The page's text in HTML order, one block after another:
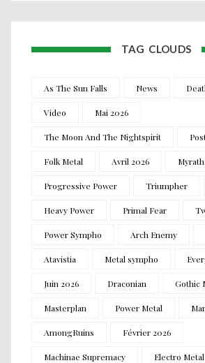
TAG CLOUDS
As The Sun Falls News
Video Mai 2026
The Moon And The Nightspirit
Folk Metal Avril 2026 Myrath
Progressive Power Triumpher
Heavy Power Primal Fear
Power Sympho Arch Enemy
Atavistia Metal sympho
Juin 2026 Draconian Gothic
Masterplan Power Metal
AmongRuins Février 2026
Machinae Supremacy Electro Metal